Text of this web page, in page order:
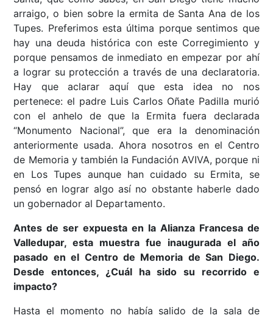
arraigo, o bien sobre la ermita de Santa Ana de los
Tupes. Preferimos esta última porque sentimos que
hay una deuda histórica con este Corregimiento y
porque pensamos de inmediato en empezar por ahí
a lograr su protección a través de una declaratoria.
Hay que aclarar aquí que esta idea no nos
pertenece: el padre Luis Carlos Oñate Padilla murió
con el anhelo de que la Ermita fuera declarada
“Monumento Nacional”, que era la denominación
anteriormente usada. Ahora nosotros en el Centro
de Memoria y también la Fundación AVIVA, porque ni
en Los Tupes aunque han cuidado su Ermita, se
pensó en lograr algo así no obstante haberle dado
un gobernador al Departamento.
Antes de ser expuesta en la Alianza Francesa de
Valledupar, esta muestra fue inaugurada el año
pasado en el Centro de Memoria de San Diego.
Desde entonces, ¿Cuál ha sido su recorrido e
impacto?
Hasta el momento no había salido de la sala de